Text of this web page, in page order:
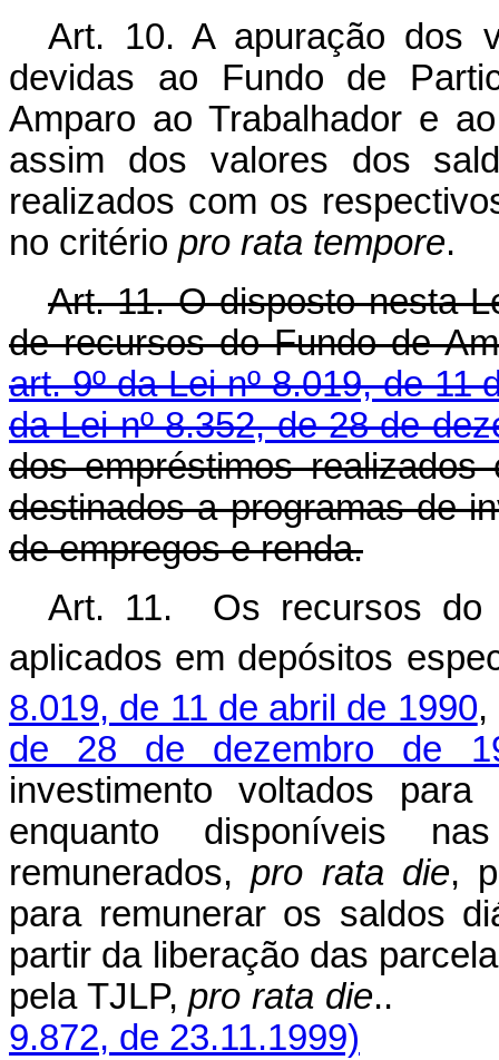
Art. 10. A apuração dos
devidas ao Fundo de
Amparo ao Trabalhador e
assim dos valores dos
realizados com os
no critério pro rata tempore.
Art. 11. O disposto nesta
de recursos do Fundo de
art. 9º da Lei nº 8.019, de 11
da Lei nº 8.352, de 28 de
dos empréstimos
destinados a programas de
de empregos e renda.
Art. 11. Os recursos do
aplicados em depósitos
8.019, de 11 de abril de 1990,
de 28 de dezembro de
investimento voltados
enquanto disponíveis
remunerados,pro rata die,
para remunerar os saldos
partir da liberação das
pela TJLP,pro rata die
9.872, de 23.11.1999)